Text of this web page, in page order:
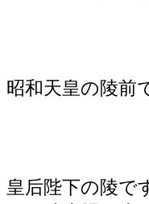
昭和天皇の陵前
皇后陛下の陵で